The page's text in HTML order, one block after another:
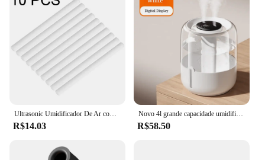
Ultrasonic Umidificador De Ar com Controle Remoto, Aromaterapia Difusor De Óleo Essencial, Grão De Madeira, 7 Cores De Luz, Alta Qualidade, 300ml
R$14.03
Novo 4l grande capacidade umidificador usb duplo spray casa dormitório escritório quarto desktop com pequena luz da noite
R$58.50